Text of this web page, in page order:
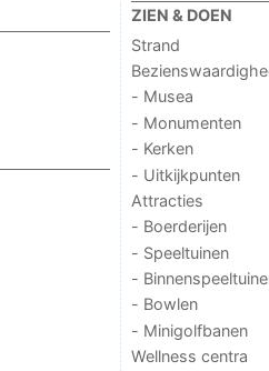
ZIEN & DOEN
Strand
- Musea
- Monumenten
- Kerken
- Uitkijkpunten
Attracties
- Boerderijen
- Speeltuinen
-
- Bowlen
- Minigolfbanen
Wellness centra